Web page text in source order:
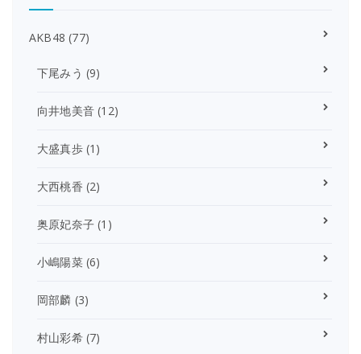
AKB48 (77)
下尾みう (9)
向井地美音 (12)
大盛真歩(1)
大西桃香 (2)
奥原妃奈子 (1)
小嶋陽菜(6)
岡部麟 (3)
村山彩希(7)